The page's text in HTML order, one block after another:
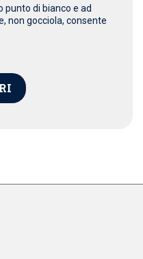
punto di bianco e ad
non gocciola, consente